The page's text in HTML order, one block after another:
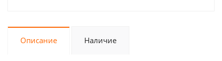
Описание Наличие